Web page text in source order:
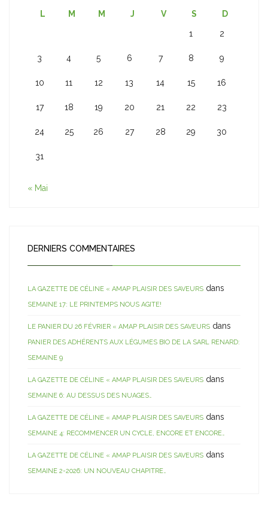
L M M J V S D
1 2
3 4 5 6 7 8 9
10 11 12 13 14 15 16
17 18 19 20 21 22 23
24 25 26 27 28 29 30
31
« Mai
DERNIERS COMMENTAIRES
LA GAZETTE DE CÉLINE « AMAP PLAISIR DES SAVEURS dans
SEMAINE 17: LE PRINTEMPS NOUS AGITE!
LE PANIER DU 26 FÉVRIER « AMAP PLAISIR DES SAVEURS dans
PANIER DES ADHÉRENTS AUX LÉGUMES BIO DE LA SARL RENARD:
SEMAINE 9
LA GAZETTE DE CÉLINE « AMAP PLAISIR DES SAVEURS dans
SEMAINE 6: AU DESSUS DES NUAGES…
LA GAZETTE DE CÉLINE « AMAP PLAISIR DES SAVEURS dans
SEMAINE 4: RECOMMENCER UN CYCLE, ENCORE ET ENCORE…
LA GAZETTE DE CÉLINE « AMAP PLAISIR DES SAVEURS dans
SEMAINE 2-2026: UN NOUVEAU CHAPITRE…